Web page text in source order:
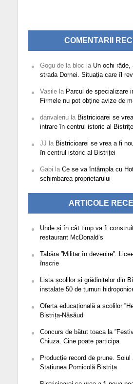
COMENTARII
Gogu de la bloc la Un ochi râde,
strada Dornei. Situația care îl
Vasilela Parcul de specializare
Firmele nu pot obține avize de
danvaleriula Bistricioarei se
intrare în centrul istoric al
JJ la Bistricioarei se vrea a fi
în centrul istoric al Bistriței
Gabi la Ce se va întâmpla cu
schimbarea proprietarului
ARTICOLE
Unde și în cât timp va fi
restaurant McDonald’s
Tabăra ”Militar în devenire”.
înscrie
Lista școlilor și grădinițelor din
instalate 50 de turnuri
Oferta educațională a școlilor
Bistrița-Năsăud
Concurs de bătut toaca la
Chiuza. Cine poate participa
Producție record de prune. Soiul
Stațiunea Pomicolă Bistrița